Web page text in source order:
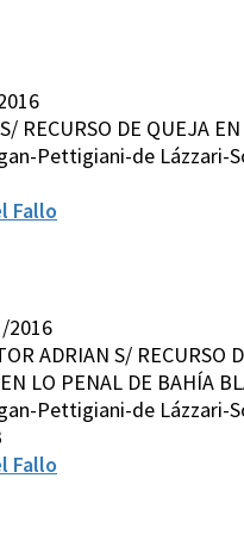
RECURSO DE QUEJA
Pettigiani-de Lázzari-
Fallo
2016
ADRIAN S/ RECURSO
LO PENAL DE BAHÍA
Pettigiani-de Lázzari-
Fallo